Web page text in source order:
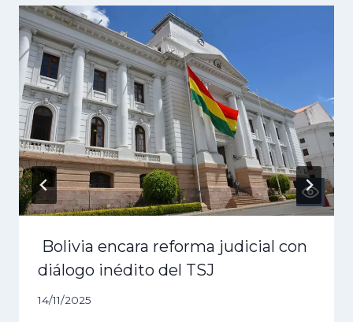
Bolivia encara reforma judicial con
diálogo inédito del TSJ
14/11/2025